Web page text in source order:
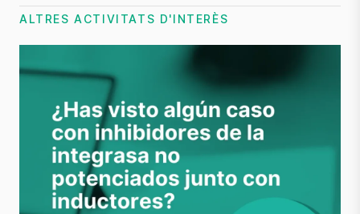
ALTRES ACTIVITATS D'INTERÈS